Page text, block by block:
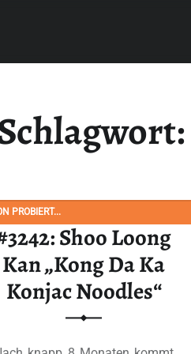
PROBIERT...
Shoo Loong
Kan „Kong Da Ka
Konjac Noodles“